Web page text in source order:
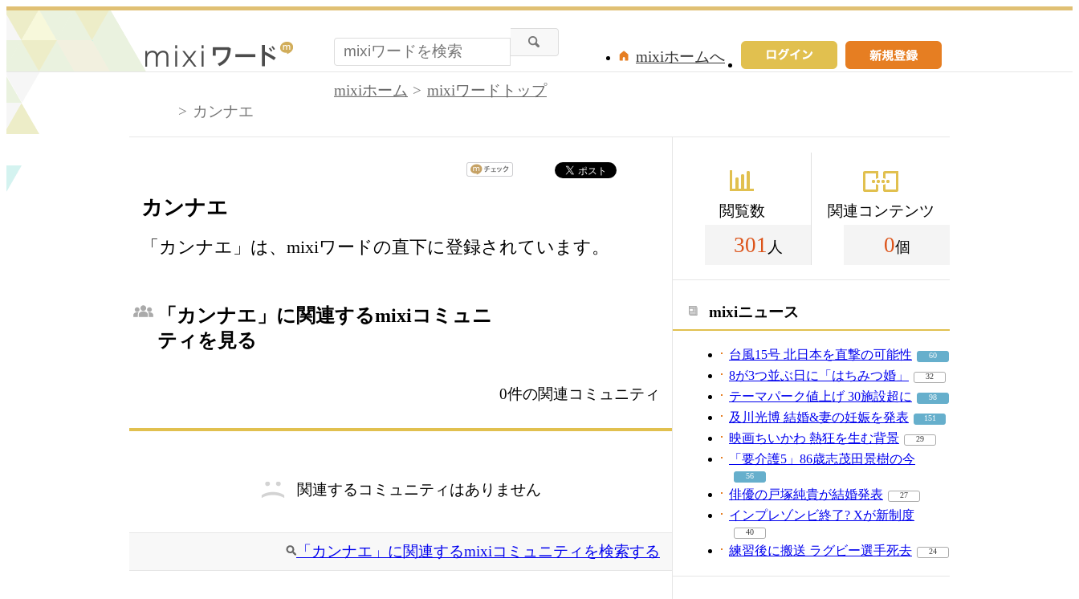
mixiホームへ
mixiホーム
mixiワードトップ
カンナエ
カンナエ
「カンナエ」は、mixiワードの直下に登録されています。
「カンナエ」に関連するmixiコミュニ
ティを見る
0件の関連コミュニティ
関連するコミュニティはありません
「カンナエ」に関連するmixiコミュニティを検索する
閲覧数
301 人
関連コンテンツ
0個
mixiニュース
台風15号 北日本を直撃の可能性 60
8が3つ並ぶ日に「はちみつ婚」 32
テーマパーク値上げ 30施設超に 98
及川光博 結婚&妻の妊娠を発表 151
映画ちいかわ 熱狂を生む背景 29
「要介護5」86歳志茂田景樹の今
56
俳優の戸塚純貴が結婚発表 27
インプレゾンビ終了? Xが新制度
40
練習後に搬送 ラグビー選手死去 24